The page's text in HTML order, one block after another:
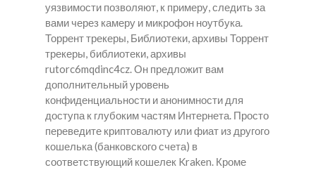
уязвимости позволяют, к примеру, следить за
вами через камеру и микрофон ноутбука.
Торрент трекеры, Библиотеки, архивы Торрент
трекеры, библиотеки, архивы
rutorc6mqdinc4cz. Он предложит вам
дополнительный уровень
конфиденциальности и анонимности для
доступа к глубоким частям Интернета. Просто
переведите криптовалюту или фиат из другого
кошелька (банковского счета) в
соответствующий кошелек Kraken. Кроме